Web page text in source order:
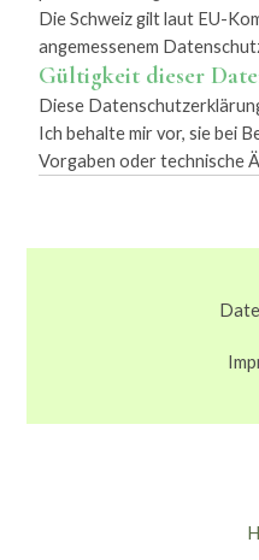
Die Schweiz gilt laut EU-
angemessenem
Gültigkeit dieser
Diese
Ich behalte mir vor, sie bei
Vorgaben oder technische